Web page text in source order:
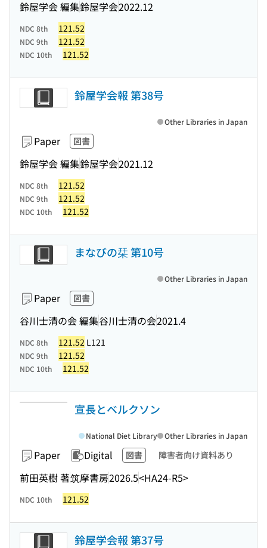
鈴屋学会 編集鈴屋学会2022.12
NDC 8th 121.52
NDC 9th 121.52
NDC 10th 121.52
鈴屋学会報 第38号
Paper 図書
鈴屋学会 編集鈴屋学会2021.12
Other Libraries in Japan
NDC 8th 121.52
NDC 9th 121.52
NDC 10th 121.52
まなびの栞 第10号
Paper 図書
谷川士清の会 編集谷川士清の会2021.4
Other Libraries in Japan
NDC 8th 121.52 L121
NDC 9th 121.52
NDC 10th 121.52
宣長とベルクソン
Paper Digital 図書 障害者向け資料あり
前田英樹 著筑摩書房2026.5<HA24-R5>
National Diet Library Other Libraries in Japan
NDC 10th 121.52
鈴屋学会報 第37号